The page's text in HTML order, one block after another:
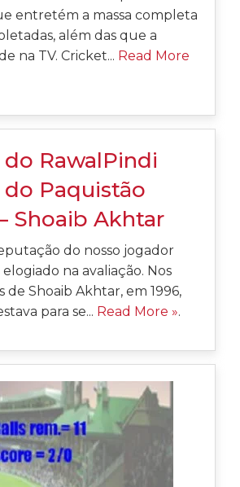
entretém a massa completa
além das que a
na TV. Cricket... Read More
RawalPindi
do Paquistão
Shoaib Akhtar
do nosso jogador
na avaliação. Nos
de Shoaib Akhtar, em 1996,
para se... Read More ».